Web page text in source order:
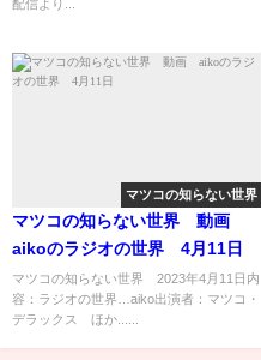
配信より...
マツコの知らない世界
マツコの知らない世界 動画
aikoのラジオの世界 4月11日
マツコの知らない世界 2023年4月11日内
容：ラジオの世界…aiko出演者：マツコ・
デラックス ほか......